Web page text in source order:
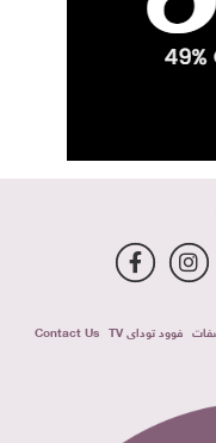
فوود توداى TV
Contact Us